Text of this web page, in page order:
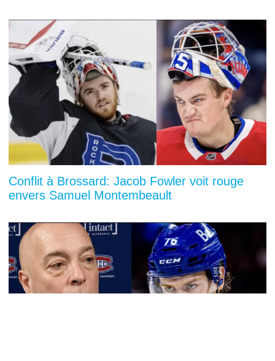
Conflit à Brossard: Jacob Fowler voit rouge
envers Samuel Montembeault